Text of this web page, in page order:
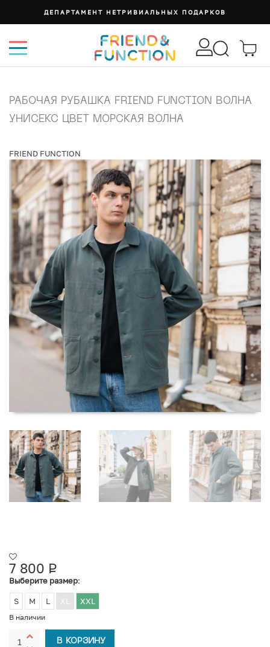
ДЕПАРТАМЕНТ НЕТРИВИАЛЬНЫХ ПОДАРКОВ
РАБОЧАЯ РУБАШКА FRIEND FUNCTION ВОЛНА
УНИСЕКС ЦВЕТ МОРСКАЯ ВОЛНА
FRIEND FUNCTION
7 800 Р
УБ.
Выберите размер:
S M L XL XXL
В наличии
В КОРЗИНУ